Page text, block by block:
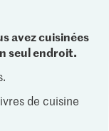
avez cuisinées
seul endroit.
de cuisine